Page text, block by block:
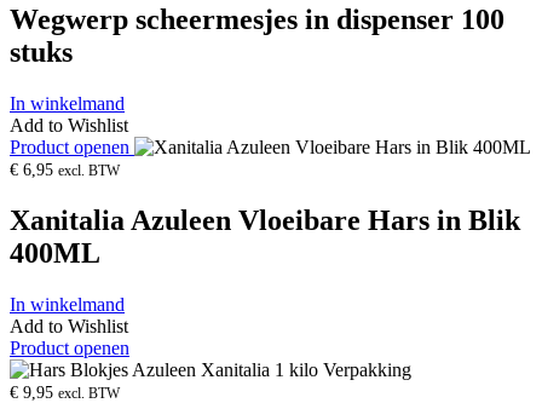
Wegwerp scheermesjes in dispenser 100
stuks
In winkelmand
Add to Wishlist
Product openen
€ 6,95 excl. BTW
Xanitalia Azuleen Vloeibare Hars in Blik
400ML
In winkelmand
Add to Wishlist
Product openen
€ 9,95 excl. BTW